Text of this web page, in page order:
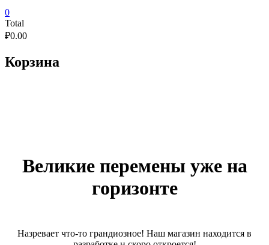
0
Total
₽0.00
Корзина
Великие перемены уже на
горизонте
Назревает что-то грандиозное! Наш магазин находится в